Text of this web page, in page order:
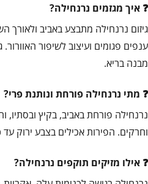
איך מגזמים נרנחילה?
גיזום נרנחילה מתבצע באביב ולאורך
ענפים פגומים ועיצוב לשיפור
מבנה בריא.
מתי נרנחילה פורחת ונותנת פרי?
נרנחילה פורחת באביב, בקיץ ובסתיו,
וחרקים. הפירות אכילים בצבע ירוק עד כתום
אילו מזיקים תוקפים נרנחילה?